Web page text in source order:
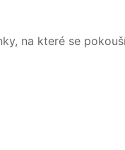
na které se